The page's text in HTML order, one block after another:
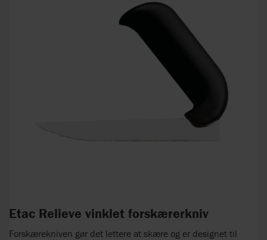
Etac Relieve vinklet forskærerkniv
Forskærekniven gør det lettere at skære og er designet til